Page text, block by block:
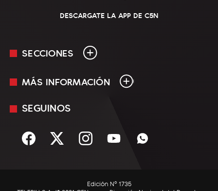
DESCARGATE LA APP DE C5N
SECCIONES
En Vivo
Sociedad
C5N Autos
MÁS INFORMACIÓN
Mediakit
Términos y condiciones
SEGUINOS
Edición Nº 1735